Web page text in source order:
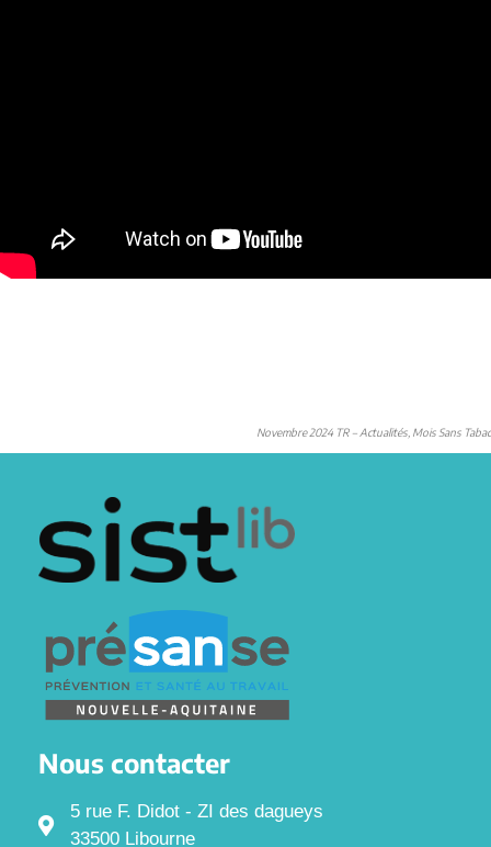
Novembre 2024 TR – Actualités, Mois Sans Tabac
Nous contacter
5 rue F. Didot - ZI des dagueys
33500 Libourne